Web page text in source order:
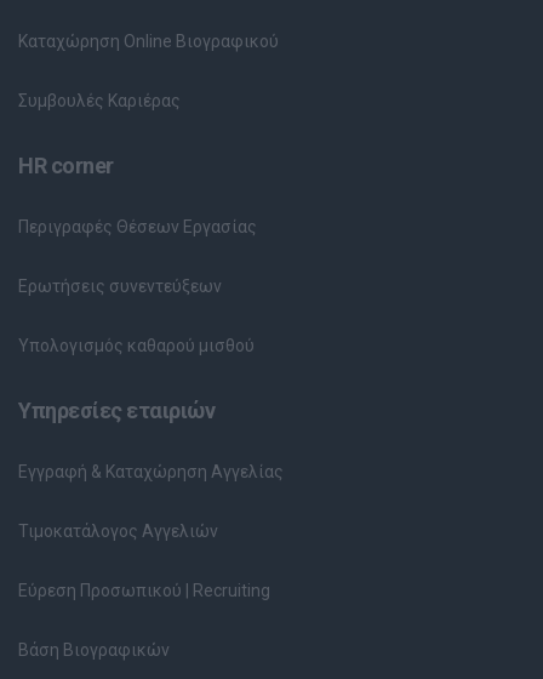
Καταχώρηση Online Βιογραφικού
Συμβουλές Καριέρας
HR corner
Περιγραφές Θέσεων Εργασίας
Ερωτήσεις συνεντεύξεων
Υπολογισμός καθαρού μισθού
Υπηρεσίες εταιριών
Εγγραφή & Καταχώρηση Αγγελίας
Τιμοκατάλογος Αγγελιών
Εύρεση Προσωπικού | Recruiting
Βάση Βιογραφικών